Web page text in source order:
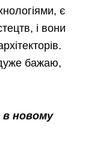
є
і вони
дуже бажаю,
в новому